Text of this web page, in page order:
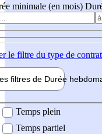
minimale (en mois)
le filtre du type de contrat
filtres de Durée hebdo
Temps plein
Temps partiel